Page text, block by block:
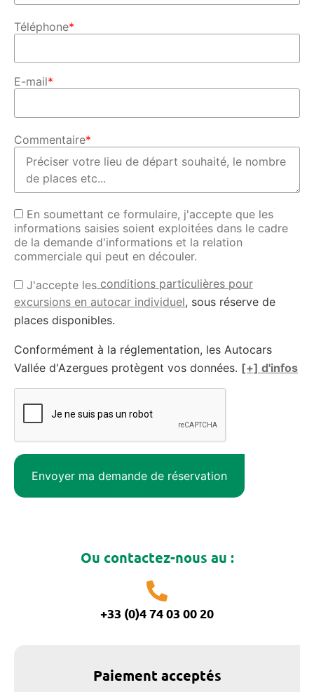
Téléphone*
E-mail*
Commentaire*
En soumettant ce formulaire, j'accepte que les
informations saisies soient exploitées dans le cadre
de la demande d'informations et la relation
commerciale qui peut en découler.
J'accepte les conditions particulières pour
excursions en autocar individuel, sous réserve de
places disponibles.
Conformément à la réglementation, les Autocars
Vallée d'Azergues protègent vos données. [+] d'infos
Ou contactez-nous au :
+33 (0)4 74 03 00 20
Paiement acceptés